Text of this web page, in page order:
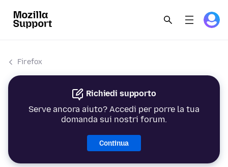
Firefox
Richiedi supporto
Serve ancora aiuto? Accedi per porre la tua
domanda sui nostri forum.
Continua